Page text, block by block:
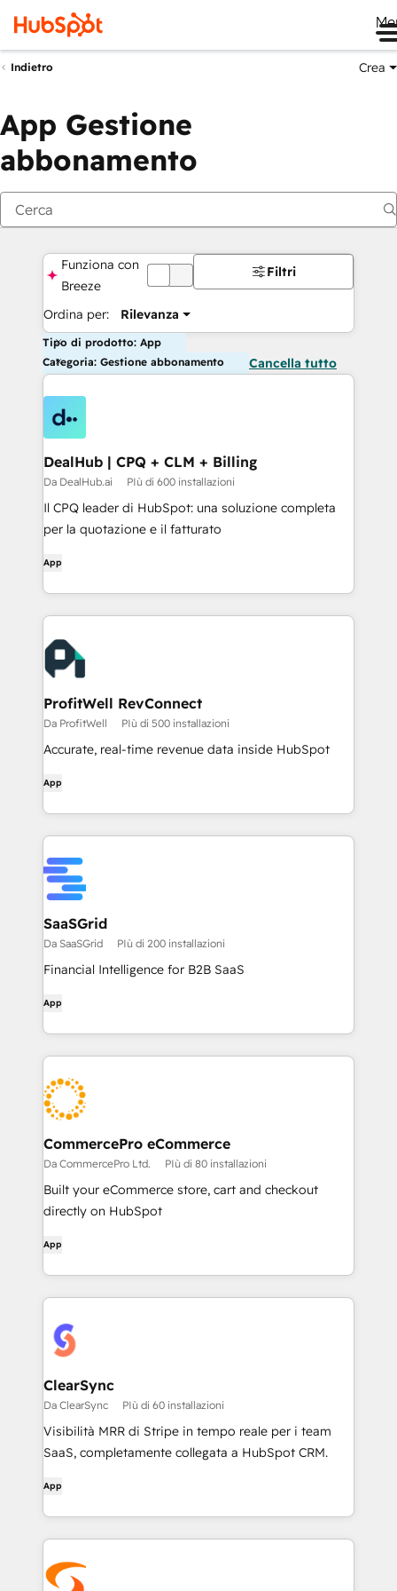
Indietro Crea
App Gestione
abbonamento
Funziona con
Breeze
OFF
Ordina per: Rilevanza
Filtri
Tipo di prodotto: App
Categoria: Gestione abbonamento
Cancella tutto
DealHub | CPQ + CLM + Billing
Da DealHub.ai PIù di 600 installazioni
Il CPQ leader di HubSpot: una soluzione completa
per la quotazione e il fatturato
App
ProfitWell RevConnect
Da ProfitWell PIù di 500 installazioni
Accurate, real-time revenue data inside HubSpot
App
SaaSGrid
Da SaaSGrid PIù di 200 installazioni
Financial Intelligence for B2B SaaS
App
CommercePro eCommerce
Da CommercePro Ltd. PIù di 80 installazioni
Built your eCommerce store, cart and checkout
directly on HubSpot
App
ClearSync
Da ClearSync PIù di 60 installazioni
Visibilità MRR di Stripe in tempo reale per i team
SaaS, completamente collegata a HubSpot CRM.
App